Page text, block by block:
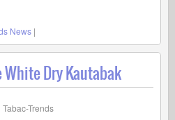
News |
Dry Kautabak
Tabac-Trends